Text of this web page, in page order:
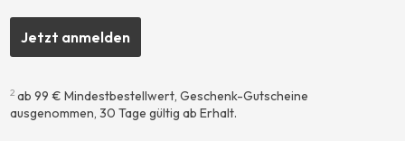
Jetzt anmelden
2 ab 99 € Mindestbestellwert, Geschenk-Gutscheine
ausgenommen, 30 Tage gültig ab Erhalt.